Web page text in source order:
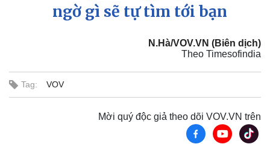
ngờ gì sẽ tự tìm tới bạn
N.Hà/VOV.VN (Biên dịch)
Theo Timesofindia
Tag: VOV
Mời quý độc giả theo dõi VOV.VN trên